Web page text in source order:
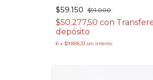
$59.150 $91.000
$50.277,50 con
depósito
6 x $9.858,33 sin interés